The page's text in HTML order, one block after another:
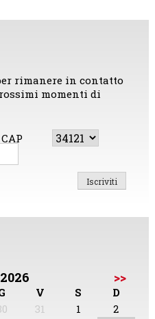
rimanere in contatto
momenti di
CAP
>>
V S
D
31 1
2